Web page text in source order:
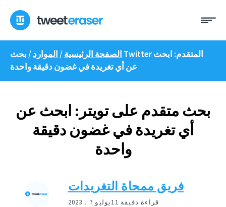
إلى
المحتوى
الصفحة الرئيسية/ الموارد/ بحث Twitter المتقدم: ابحث
عن أي تغريدة في غضون دقيقة واحدة
بحث متقدم على تويتر: ابحث عن
أي تغريدة في غضون دقيقة
واحدة
فريق ممحاة التغريدات
يوليو 7 ، 2023 11 قراءة دقيقة